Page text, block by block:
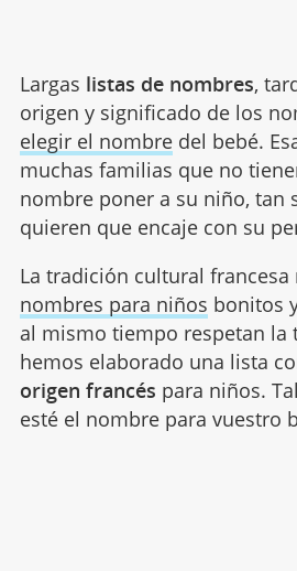
Largas listas de nombres,
origen y significado de los
elegir el nombredel bebé.
muchas familias que no
nombre poner a su niño, tan
quieren que encaje con su
La tradición cultural francesa
nombres para niños bonitos
al mismo tiempo respetan la
hemos elaborado una lista
origen francés para niños.
esté el nombre para vuestro